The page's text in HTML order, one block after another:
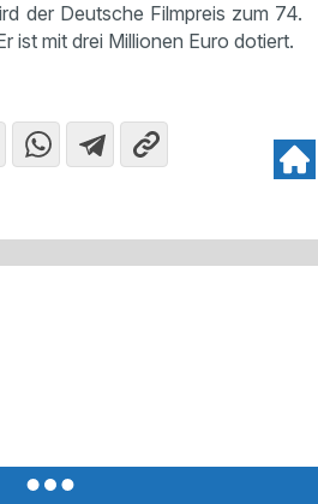
der Deutsche Filmpreis zum 74.
ist mit drei Millionen Euro dotiert.